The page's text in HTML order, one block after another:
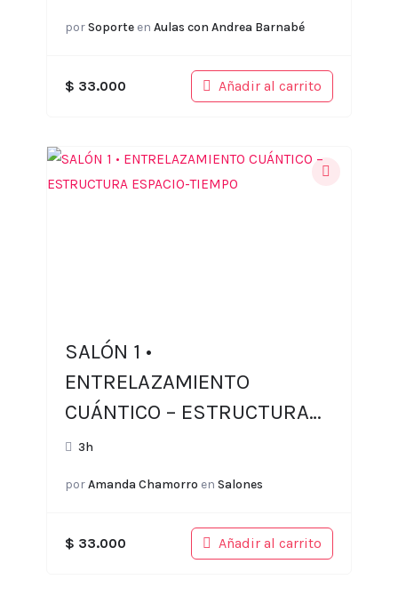
porSoporteen Aulas con Andrea Barnabé
$ 33.000 Añadir al carrito
SALÓN 1 •
ENTRELAZAMIENTO
CUÁNTICO – ESTRUCTURA
ESPACIO-TIEMPO
3h
porAmanda Chamorro en Salones
$ 33.000 Añadir al carrito